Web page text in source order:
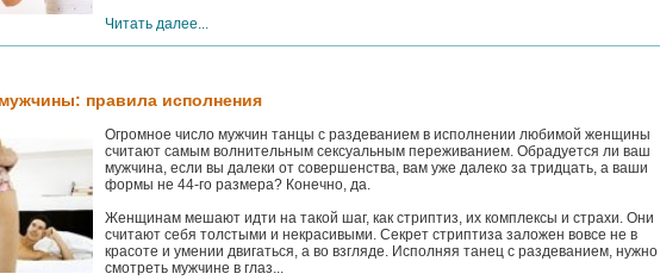
Читать далее...
правила исполнения
Огромное число мужчин танцы с раздеванием в исполнении любимой женщины
считают самым волнительным сексуальным переживанием. Обрадуется ли ваш
мужчина, если вы далеки от совершенства, вам уже далеко за тридцать, а ваши
формы не 44-го размера? Конечно, да.
Женщинам мешают идти на такой шаг, как стриптиз, их комплексы и страхи. Они
считают себя толстыми и некрасивыми. Секрет стриптиза заложен вовсе не в
красоте и умении двигаться, а во взгляде. Исполняя танец с раздеванием, нужно
смотреть мужчине в глаз...